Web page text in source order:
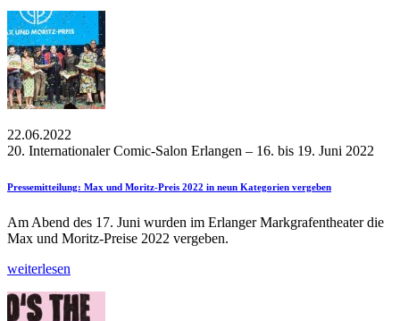
22.06.2022
20. Internationaler Comic-Salon Erlangen – 16. bis 19. Juni 2022
Pressemitteilung: Max und Moritz-Preis 2022 in neun Kategorien vergeben
Am Abend des 17. Juni wurden im Erlanger Markgrafentheater die
Max und Moritz-Preise 2022 vergeben.
weiterlesen